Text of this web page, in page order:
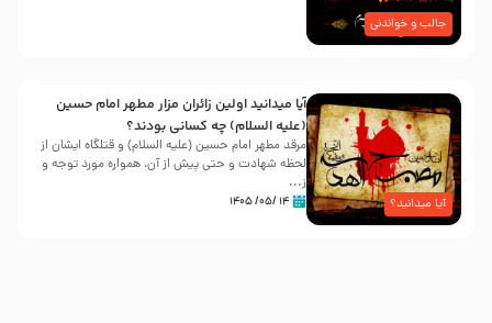
جالب و خواندنی
آیا میدانید؟
آیا میدانید اولین زائران مزار مطهر امام حسین
(علیه السلام) چه کسانی بودند؟
مرقد مطهر امام حسین (علیه السلام) و قتلگاه ایشان از
لحظه شهادت و حتی پیش از آن، همواره مورد توجه و
ز...
۱۴ /۰۵/ ۱۴۰۵